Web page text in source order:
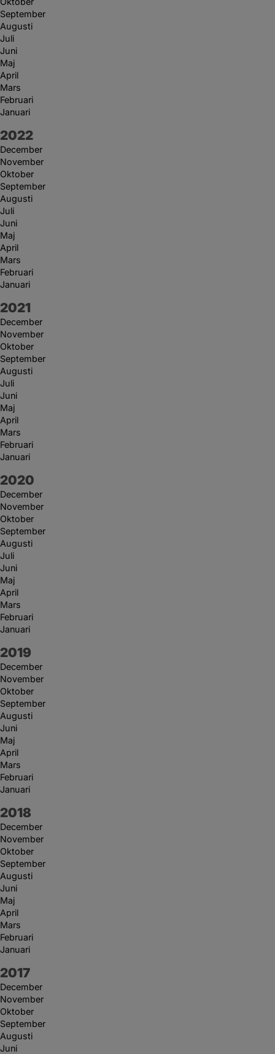
September
Augusti
Juli
Juni
Maj
April
Mars
Februari
Januari
År:
2022
December
November
Oktober
September
Augusti
Juli
Juni
Maj
April
Mars
Februari
Januari
År:
2021
December
November
Oktober
September
Augusti
Juli
Juni
Maj
April
Mars
Februari
Januari
År:
2020
December
November
Oktober
September
Augusti
Juli
Juni
Maj
April
Mars
Februari
Januari
År:
2019
December
November
Oktober
September
Augusti
Juni
Maj
April
Mars
Februari
Januari
År:
2018
December
November
Oktober
September
Augusti
Juni
Maj
April
Mars
Februari
Januari
År:
2017
December
November
Oktober
September
Augusti
Juni